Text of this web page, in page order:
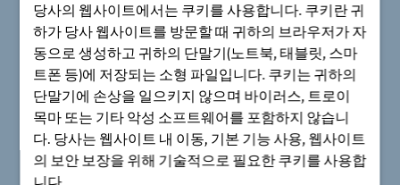
당사의 웹사이트에서는 쿠키를 사용합니다. 쿠키란 귀
하가 당사 웹사이트를 방문할 때 귀하의 브라우저가 자
동으로 생성하고 귀하의 단말기(노트북, 태블릿, 스마
트폰 등)에 저장되는 소형 파일입니다. 쿠키는 귀하의
단말기에 손상을 일으키지 않으며 바이러스, 트로이
목마 또는 기타 악성 소프트웨어를 포함하지 않습니
다. 당사는 웹사이트 내 이동, 기본 기능 사용, 웹사이트
의 보안 보장을 위해 기술적으로 필요한 쿠키를 사용합
자료실
시공사례
회사
Schöck Isokorb® XT type K-F 는 HTE-Compact® 내압축 패드
와 두께 120mm단열재로 구성되었으며, 캔틸레버 발코
니를 위한 구조용 열교차단재입니다. 두 부분으로 구
성된 시스템은 프리캐스트 공장의 요구사항에 맞춰
특별히 개발하였습니다. 이 제품은 단일축 휨 모멘트
와 전단력을 전달합니다.